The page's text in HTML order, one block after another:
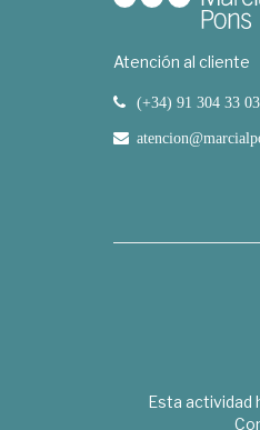
Atención al cliente
(+34) 91 304 33 03
Esta actividad